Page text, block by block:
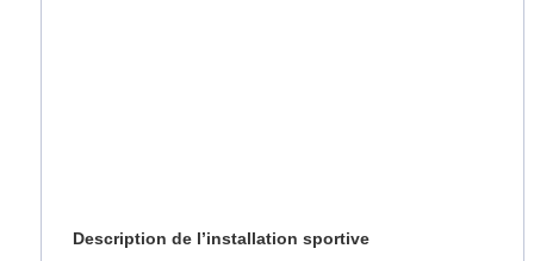
Description de l’installation sportive